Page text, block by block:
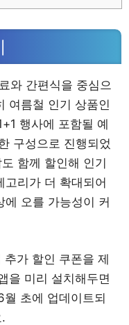
와 간편식을 중심으
여름철 인기 상품인
행사에 포함될 예
구성으로 진행되었
함께 할인해 인기
리가 더 확대되어
오를 가능성이 커
가 할인 쿠폰을 제
을 미리 설치해두면
초에 업데이트되